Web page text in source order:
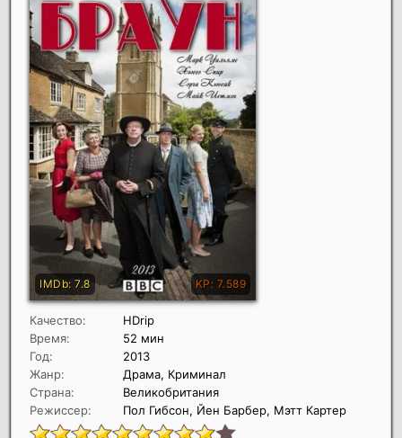
Качество:
HDrip
Время:
52 мин
Год:
2013
Жанр:
Драма, Криминал
Страна:
Великобритания
Режиссер:
Пол Гибсон, Йен Барбер, Мэтт Картер